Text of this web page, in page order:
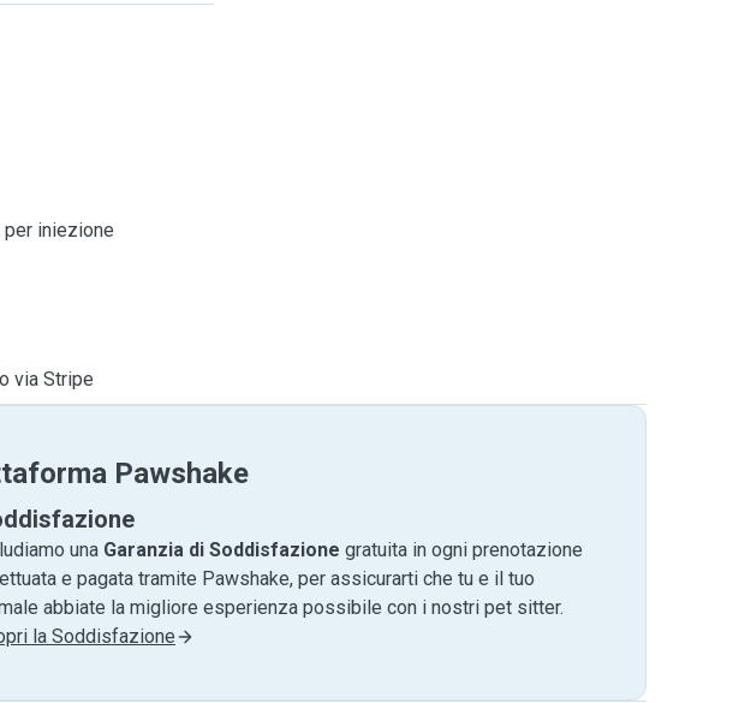
iniezione
via Stripe
Pawshake
una Garanzia di Soddisfazione gratuita in ogni prenotazione
e pagata tramite Pawshake, per assicurarti che tu e il tuo
abbiate la migliore esperienza possibile con i nostri pet sitter.
la Soddisfazione